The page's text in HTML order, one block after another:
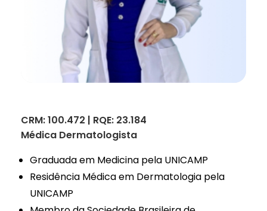
CRM: 100.472 | RQE: 23.184
Médica Dermatologista
Graduada em Medicina pela UNICAMP
Residência Médica em Dermatologia pela
UNICAMP